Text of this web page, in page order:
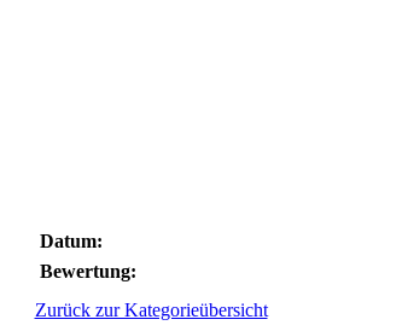
Datum:
Bewertung:
Zurück zur Kategorieübersicht